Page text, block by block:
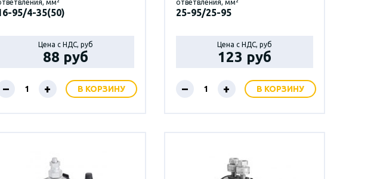
мм²
95/4-35(50)
Цена с НДС, руб
88 руб
– + В КОРЗИНУ
ответвления, мм²
25-95/25-95
Цена с НДС, руб
123 руб
– + В КОРЗИНУ